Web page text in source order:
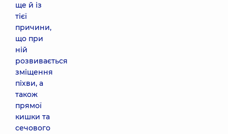
ще й із
тієї
причини,
що при
ній
розвивається
зміщення
піхви, а
також
прямої
кишки та
сечового